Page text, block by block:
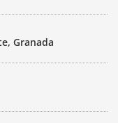
Granada